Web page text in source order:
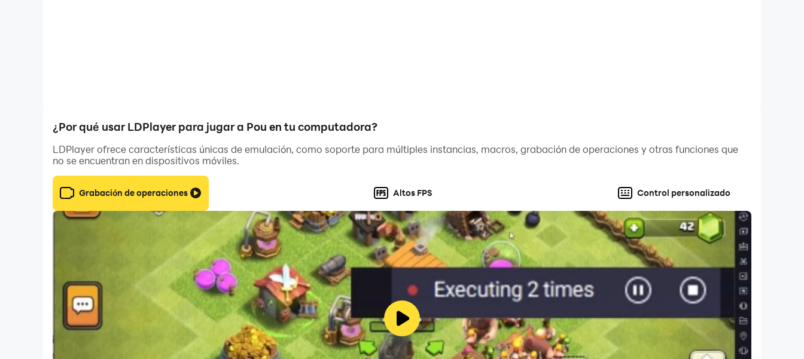
¿Por qué usar LDPlayer para jugar a Pou en tu computadora?
LDPlayer ofrece características únicas de emulación, como soporte para múltiples instancias, macros, grabación de operaciones y otras funciones que
no se encuentran en dispositivos móviles.
Grabación de operaciones Altos FPS Control personalizado